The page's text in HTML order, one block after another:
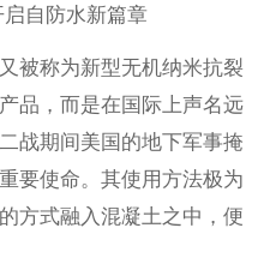
自防水新篇章
被称为新型无机纳米抗裂
品，而是在国际上声名远
战期间美国的地下军事掩
要使命。其使用方法极为
方式融入混凝土之中，便